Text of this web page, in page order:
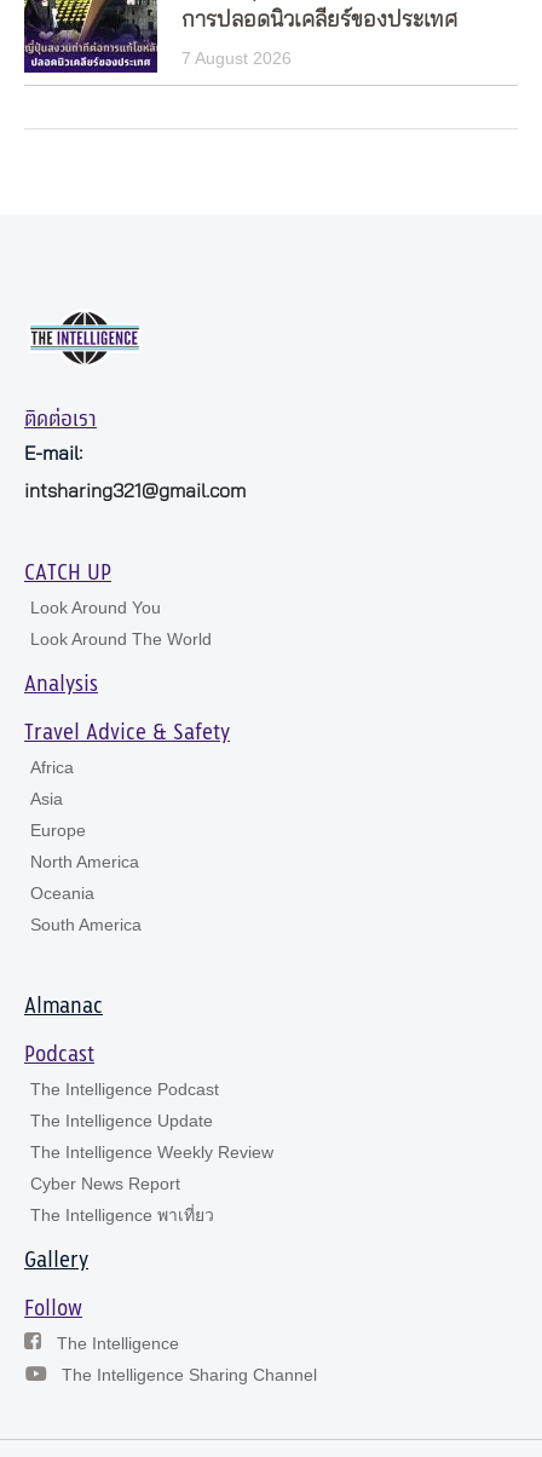
การปลอดนิวเคลียร์ของประเทศ
7 August 2026
ติดต่อเรา
E-mail:
intsharing321@gmail.com
CATCH UP
Look Around You
Look Around The World
Analysis
Travel Advice & Safety
Africa
Asia
Europe
North America
Oceania
South America
Almanac
Podcast
The Intelligence Podcast
The Intelligence Update
The Intelligence Weekly Review
Cyber News Report
The Intelligence พาเที่ยว
Gallery
Follow
The Intelligence
The Intelligence Sharing Channel